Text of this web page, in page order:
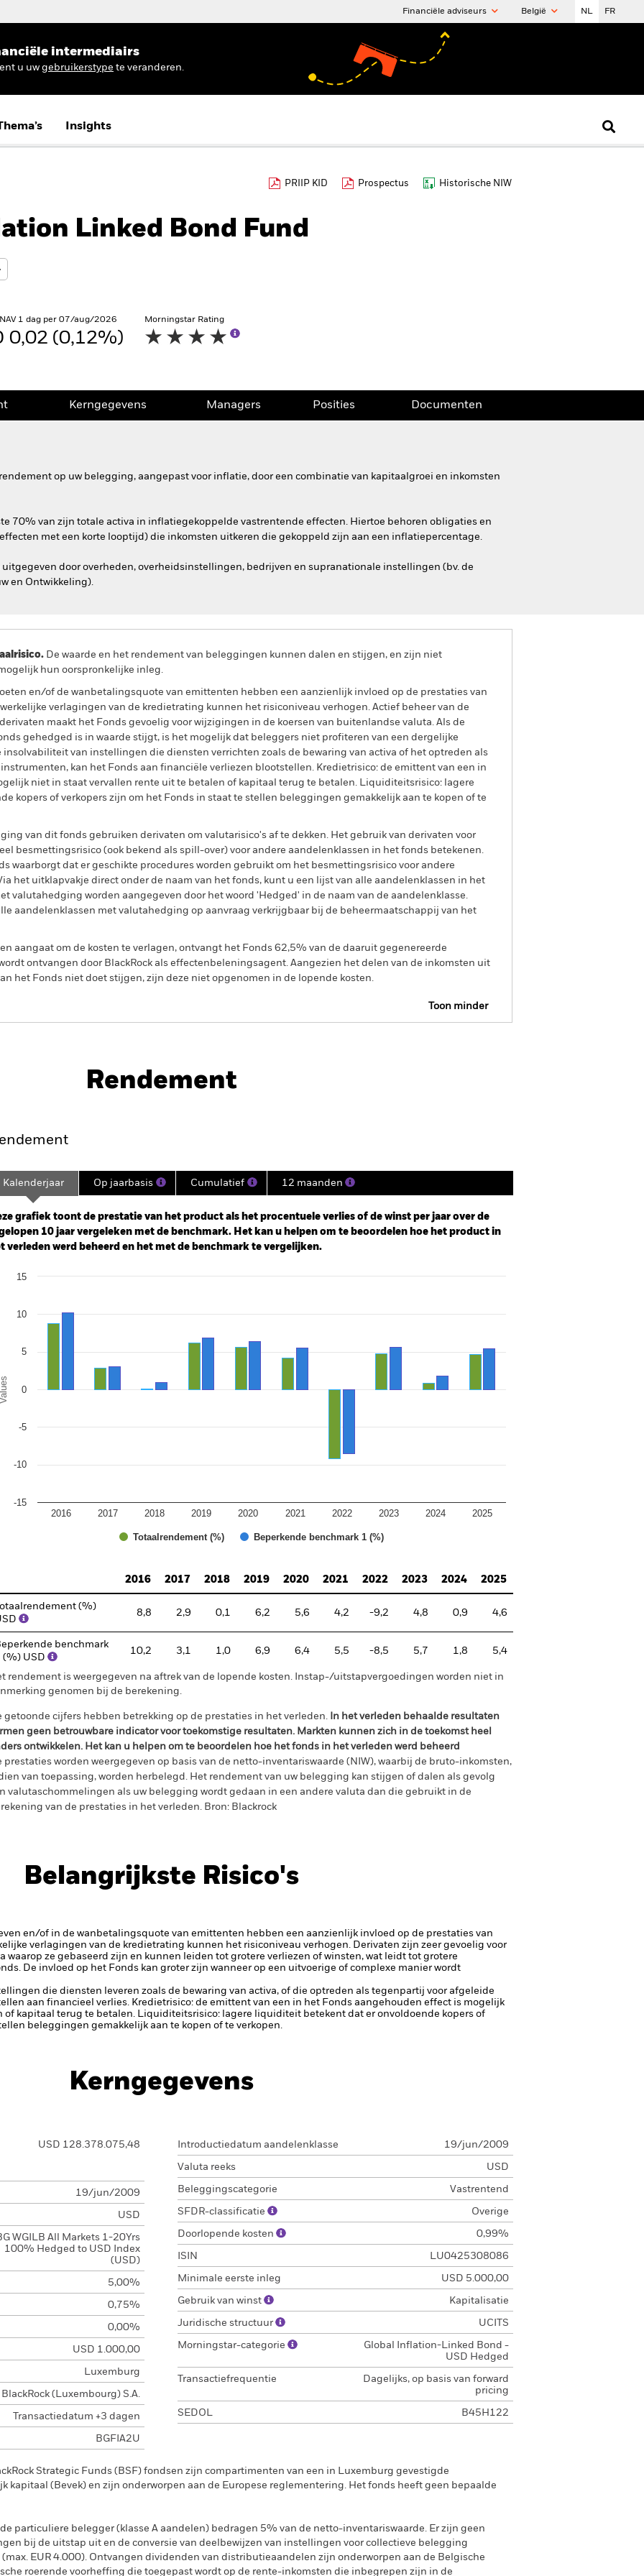
Financiële adviseurs België NL FR
intermediairs
u uw gebruikerstype te veranderen.
Insights
PRIIP KID Prospectus Historische NIW
Linked Bond Fund
1 dag per 07/aug/2026
0,02 (0,12%)
Morningstar Rating
Kerngegevens Managers Posities Documenten
op uw belegging, aangepast voor inflatie, door een combinatie van kapitaalgroei en inkomsten
70% van zijn totale activa in inflatiegekoppelde vastrentende effecten. Hiertoe behoren obligaties en
met een korte looptijd) die inkomsten uitkeren die gekoppeld zijn aan een inflatiepercentage.
door overheden, overheidsinstellingen, bedrijven en supranationale instellingen (bv. de
en Ontwikkeling).
De waarde en het rendement van beleggingen kunnen dalen en stijgen, en zijn niet
hun oorspronkelijke inleg.
en/of de wanbetalingsquote van emittenten hebben een aanzienlijk invloed op de prestaties van
verlagingen van de kredietrating kunnen het risiconiveau verhogen. Actief beheer van de
maakt het Fonds gevoelig voor wijzigingen in de koersen van buitenlandse valuta. Als de
gehedged is in waarde stijgt, is het mogelijk dat beleggers niet profiteren van een dergelijke
van instellingen die diensten verrichten zoals de bewaring van activa of het optreden als
kan het Fonds aan financiële verliezen blootstellen. Kredietrisico: de emittent van een in
niet in staat vervallen rente uit te betalen of kapitaal terug te betalen. Liquiditeitsrisico: lagere
kopers of verkopers zijn om het Fonds in staat te stellen beleggingen gemakkelijk aan te kopen of te
van dit fonds gebruiken derivaten om valutarisico's af te dekken. Het gebruik van derivaten voor
besmettingsrisico (ook bekend als spill-over) voor andere aandelenklassen in het fonds betekenen.
waarborgt dat er geschikte procedures worden gebruikt om het besmettingsrisico voor andere
het uitklapvakje direct onder de naam van het fonds, kunt u een lijst van alle aandelenklassen in het
valutahedging worden aangegeven door het woord 'Hedged' in de naam van de aandelenklasse.
aandelenklassen met valutahedging op aanvraag verkrijgbaar bij de beheermaatschappij van het
aangaat om de kosten te verlagen, ontvangt het Fonds 62,5% van de daaruit gegenereerde
ontvangen door BlackRock als effectenbeleningsagent. Aangezien het delen van de inkomsten uit
het Fonds niet doet stijgen, zijn deze niet opgenomen in de lopende kosten.
Toon minder
Kerngegevens Managers
Rendement
2009-04-01 00:00:00 to 2026-07-31 00:00:00.
0 to 90.
Kalenderjaar Op jaarbasis Cumulatief 12 maanden
grafiek toont de prestatie van het product als het procentuele verlies of de winst per jaar over de
10 jaar vergeleken met de benchmark. Het kan u helpen om te beoordelen hoe het product in
verleden werd beheerd en het met de benchmark te vergelijken.
chart with 2 data series.
Values
Totaalrendement (%) Beperkende benchmark 1 (%)
2016 2017 2018 2019 2020 2021 2022 2023 2024 2025
-15
-10
-5
0
5
10
15
2016
2017 2018 2019 2020 2021 2022 2023 2024 2025
Totaalrendement (%)
8,8 2,9 0,1 6,2 5,6 4,2 -9,2 4,8 0,9 4,6
benchmark
(%) USD
10,2 3,1 1,0 6,9 6,4 5,5 -8,5 5,7 1,8 5,4
rendement is weergegeven na aftrek van de lopende kosten. Instap-/uitstapvergoedingen worden niet in
genomen bij de berekening.
getoonde cijfers hebben betrekking op de prestaties in het verleden. In het verleden behaalde resultaten
geen betrouwbare indicator voor toekomstige resultaten. Markten kunnen zich in de toekomst heel
ontwikkelen. Het kan u helpen om te beoordelen hoe het fonds in het verleden werd beheerd
prestaties worden weergegeven op basis van de netto-inventariswaarde (NIW), waarbij de bruto-inkomsten,
van toepassing, worden herbelegd. Het rendement van uw belegging kan stijgen of dalen als gevolg
valutaschommelingen als uw belegging wordt gedaan in een andere valuta dan die gebruikt in de
van de prestaties in het verleden. Bron: Blackrock
Belangrijkste Risico's
en/of in de wanbetalingsquote van emittenten hebben een aanzienlijk invloed op de prestaties van
verlagingen van de kredietrating kunnen het risiconiveau verhogen. Derivaten zijn zeer gevoelig voor
waarop ze gebaseerd zijn en kunnen leiden tot grotere verliezen of winsten, wat leidt tot grotere
De invloed op het Fonds kan groter zijn wanneer op een uitvoerige of complexe manier wordt
die diensten leveren zoals de bewaring van activa, of die optreden als tegenpartij voor afgeleide
aan financieel verlies. Kredietrisico: de emittent van een in het Fonds aangehouden effect is mogelijk
of kapitaal terug te betalen. Liquiditeitsrisico: lagere liquiditeit betekent dat er onvoldoende kopers of
beleggingen gemakkelijk aan te kopen of te verkopen.
Kerngegevens
USD 128.378.075,48
19/jun/2009
USD
WGILB All Markets 1-20Yrs
100% Hedged to USD Index
(USD)
5,00%
0,75%
0,00%
USD 1.000,00
Luxemburg
BlackRock (Luxembourg) S.A.
Transactiedatum +3 dagen
BGFIA2U
Introductiedatum aandelenklasse 19/jun/2009
Valuta reeks USD
Beleggingscategorie Vastrentend
SFDR-classificatie Overige
Doorlopende kosten 0,99%
ISIN LU0425308086
Minimale eerste inleg USD 5.000,00
Gebruik van winst Kapitalisatie
Juridische structuur UCITS
Morningstar-categorie
Global Inflation-Linked Bond -
USD Hedged
Transactiefrequentie
Dagelijks, op basis van forward
pricing
SEDOL B45H122
Strategic Funds (BSF) fondsen zijn compartimenten van een in Luxemburg gevestigde
kapitaal (Bevek) en zijn onderworpen aan de Europese reglementering. Het fonds heeft geen bepaalde
particuliere belegger (klasse A aandelen) bedragen 5% van de netto-inventariswaarde. Er zijn geen
bij de uitstap uit en de conversie van deelbewijzen van instellingen voor collectieve belegging
EUR 4.000). Ontvangen dividenden van distributieaandelen zijn onderworpen aan de Belgische
roerende voorheffing die toegepast wordt op de rente-inkomsten die inbegrepen zijn in de